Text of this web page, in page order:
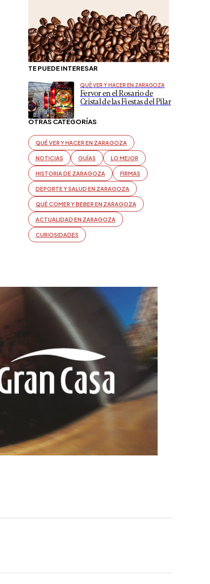
TE PUEDE INTERESAR
QUÉ VER Y HACER EN ZARAGOZA
Fervor en el Rosario de
Cristal de las Fiestas del Pilar
OTRAS CATEGORÍAS
QUÉ VER Y HACER EN ZARAGOZA
NOTICIAS GUÍAS LO MEJOR
HISTORIA DE ZARAGOZA FIRMAS
DEPORTE Y SALUD EN ZARAGOZA
QUÉ COMER Y BEBER EN ZARAGOZA
ACTUALIDAD EN ZARAGOZA
CURIOSIDADES